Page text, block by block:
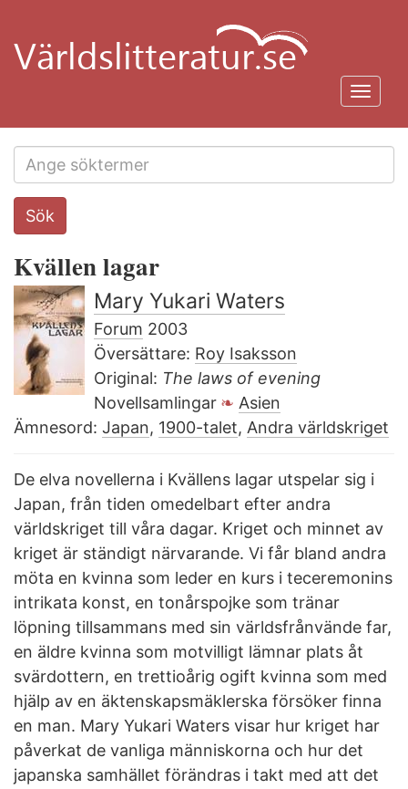
huvudinnehåll
Search
this
Sök
Kvällen lagar
Mary Yukari Waters
Forum 2003
Översättare: Roy Isaksson
Original: The laws of evening
Novellsamlingar
Asien
Ämnesord: Japan, 1900-talet, Andra världskriget
De elva novellerna i Kvällens lagar utspelar sig i
Japan, från tiden omedelbart efter andra
världskriget till våra dagar. Kriget och minnet av
kriget är ständigt närvarande. Vi får bland andra
möta en kvinna som leder en kurs i teceremonins
intrikata konst, en tonårspojke som tränar
löpning tillsammans med sin världsfrånvände far,
en äldre kvinna som motvilligt lämnar plats åt
svärdottern, en trettioårig ogift kvinna som med
hjälp av en äktenskapsmäklerska försöker finna
en man. Mary Yukari Waters visar hur kriget har
påverkat de vanliga människorna och hur det
japanska samhället förändras i takt med att det